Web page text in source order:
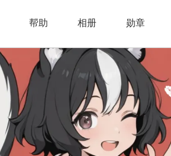
帮助 相册 勋章